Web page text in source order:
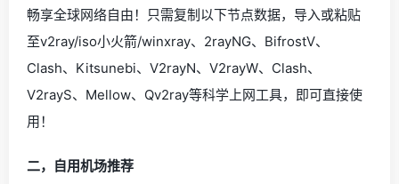
畅享全球网络自由！只需复制以下节点数据，导入或粘贴
至v2ray/iso小火箭/winxray、2rayNG、BifrostV、
Clash、Kitsunebi、V2rayN、V2rayW、Clash、
V2rayS、Mellow、Qv2ray等科学上网工具，即可直接使
用！
二，自用机场推荐